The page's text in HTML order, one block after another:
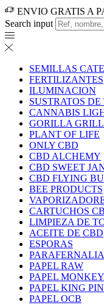
ENVIO GRATIS A
Search input
SEMILLAS
FERTILIZANTES
ILUMINACION
SUSTRATOS
CANNABIS
GORILLA
PLANT OF LIFE
ONLY CBD
CBD ALCHEMY
CBD SWEET
CBD FLYING
BEE PRODUCTS
CARTUCHOS
LIMPIEZA DE
ACEITE DE CBD
ESPORAS
PARAFERNALIA
PAPEL RAW
PAPEL
PAPEL KING
PAPEL OCB